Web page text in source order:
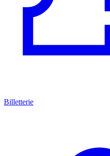
Billetterie